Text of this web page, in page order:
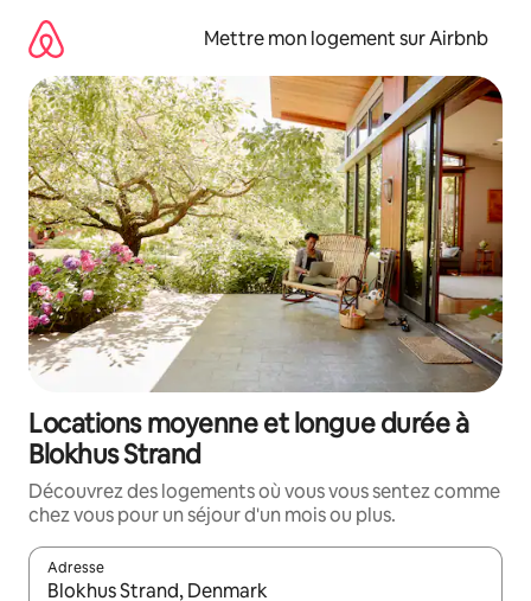
directement
contenu
Mettre mon logement sur Airbnb
Locations moyenne et longue durée à
Blokhus Strand
Découvrez des logements où vous vous sentez comme
chez vous pour un séjour d'un mois ou plus.
Adresse
Lorsque les résultats s'affichent, utilisez les flèches vers le